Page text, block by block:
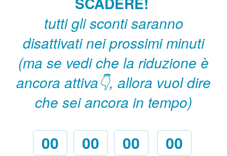
tutti gli sconti saranno
disattivati nei prossimi minuti
(ma se vedi che la riduzione è
ancora attiva👇, allora vuol dire
che sei ancora in tempo)
00 00 00 00